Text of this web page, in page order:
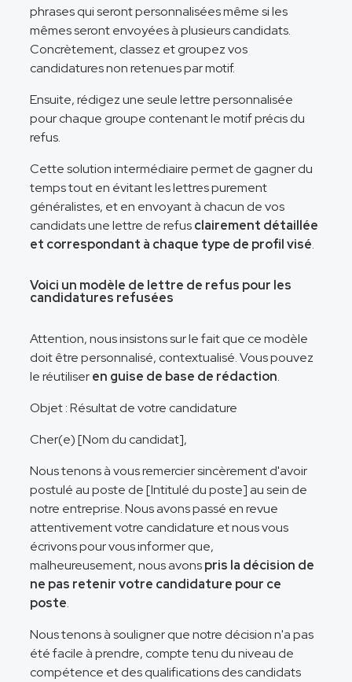
phrases qui seront personnalisées même si les
mêmes seront envoyées à plusieurs candidats.
Concrètement, classez et groupez vos
candidatures non retenues par motif.
Ensuite, rédigez une seule lettre personnalisée
pour chaque groupe contenant le motif précis du
refus.
Cette solution intermédiaire permet de gagner du
temps tout en évitant les lettres purement
généralistes, et en envoyant à chacun de vos
candidats une lettre de refusclairement détaillée
et correspondant à chaque type de profil visé.
Voici un modèle de lettre de refus pour les
candidatures refusées
Attention, nous insistons sur le fait que ce modèle
doit être personnalisé, contextualisé. Vous pouvez
le réutiliseren guise de base de rédaction.
Objet : Résultat de votre candidature
Cher(e) [Nom du candidat],
Nous tenons à vous remercier sincèrement d'avoir
postulé au poste de [Intitulé du poste] au sein de
notre entreprise. Nous avons passé en revue
attentivement votre candidature et nous vous
écrivons pour vous informer que,
malheureusement, nous avonspris la décision de
ne pas retenir votre candidature pour ce
poste.
Nous tenons à souligner que notre décision n'a pas
été facile à prendre, compte tenu du niveau de
compétence et des qualifications des candidats